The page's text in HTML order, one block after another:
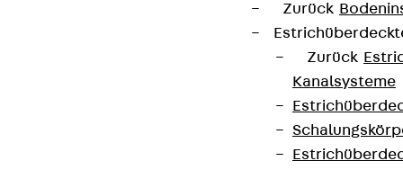
Zurück
Zurück
Kanalsysteme